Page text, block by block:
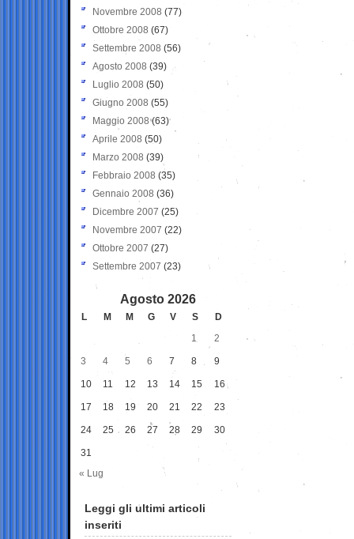
Novembre 2008 (77)
Ottobre 2008 (67)
Settembre 2008 (56)
Agosto 2008 (39)
Luglio 2008 (50)
Giugno 2008 (55)
Maggio 2008(63)
Aprile 2008 (50)
Marzo 2008 (39)
Febbraio 2008 (35)
Gennaio 2008 (36)
Dicembre 2007 (25)
Novembre 2007 (22)
Ottobre 2007 (27)
Settembre 2007 (23)
Agosto 2026
L M M G V S
D
1
2
3 4 5 6 7 8 9
10 11 12 13 14 15 16
17 18 19 20 21 22 23
24 25 26 27 28 29 30
31
« Lug
Leggi gli ultimi articoli
inseriti